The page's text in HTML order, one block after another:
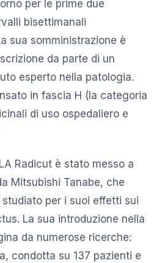
per le prime due
bisettimanali
sua somministrazione è
da parte di un
esperto nella patologia.
in fascia H (la categoria
di uso ospedaliero e
Radicut è stato messo a
Mitsubishi Tanabe, che
studiato per i suoi effetti sui
La sua introduzione nella
da numerose ricerche:
condotta su 137 pazienti e